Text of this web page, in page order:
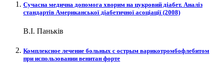
Сучасна медична допомога хворим на цукровий діабет. Аналіз
cтандартів Американської діабетичної асоціації (2008)
В.І. Паньків
Комплексное лечение больных с острым варикотромбофлебитом
при использовании венитан форте